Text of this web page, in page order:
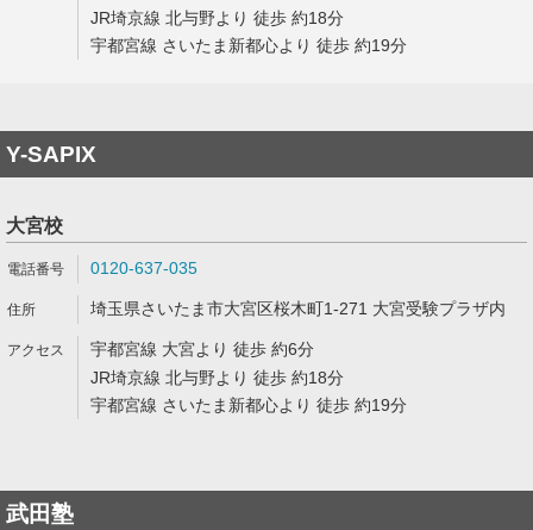
JR埼京線 北与野より 徒歩 約18分
宇都宮線 さいたま新都心より 徒歩 約19分
Y-SAPIX
大宮校
0120-637-035
埼玉県さいたま市大宮区桜木町1-271 大宮受験プラザ内
宇都宮線 大宮より 徒歩 約6分
JR埼京線 北与野より 徒歩 約18分
宇都宮線 さいたま新都心より 徒歩 約19分
武田塾